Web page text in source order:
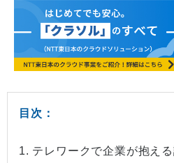
目次：
1. テレワークで企業が抱え